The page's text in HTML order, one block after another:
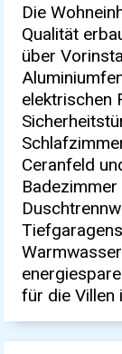
Die
Qualität
über
elektrischen
Ceranfeld
für die Villen